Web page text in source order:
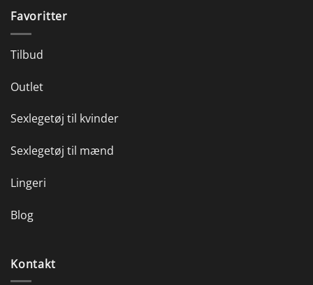
Favoritter
Tilbud
Outlet
Sexlegetøj til kvinder
Sexlegetøj til mænd
Lingeri
Blog
Kontakt